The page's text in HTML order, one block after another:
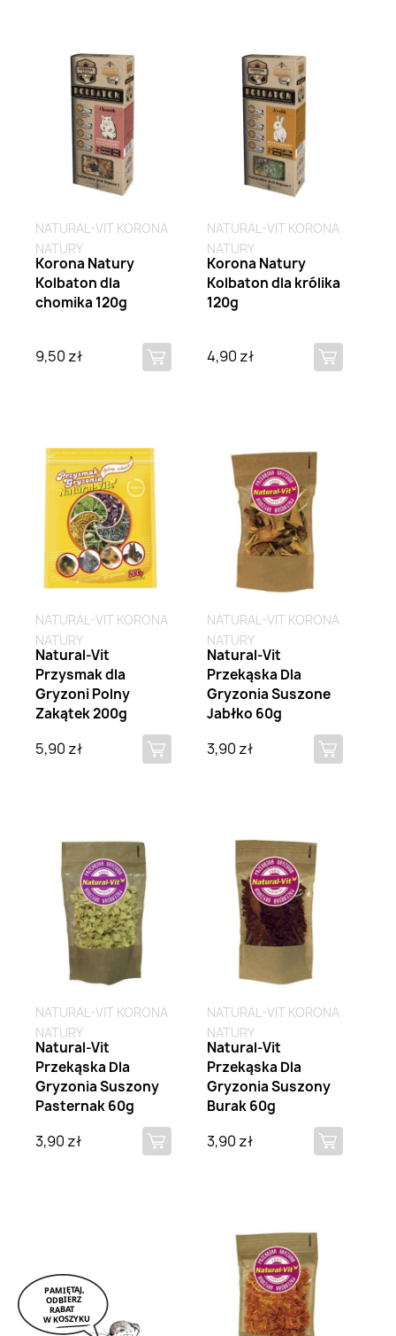
NATURAL-VIT KORONA
NATURY
Korona Natury
Kolbaton dla
chomika 120g
9,50 zł
NATURAL-VIT KORONA
NATURY
Korona Natury
Kolbaton dla królika
120g
4,90 zł
NATURAL-VIT KORONA
NATURY
Natural-Vit
Przysmak dla
Gryzoni Polny
Zakątek 200g
5,90 zł
NATURAL-VIT KORONA
NATURY
Natural-Vit
Przekąska Dla
Gryzonia Suszone
Jabłko 60g
3,90 zł
NATURAL-VIT KORONA
NATURY
Natural-Vit
Przekąska Dla
Gryzonia Suszony
Pasternak 60g
3,90 zł
NATURAL-VIT KORONA
NATURY
Natural-Vit
Przekąska Dla
Gryzonia Suszony
Burak 60g
3,90 zł